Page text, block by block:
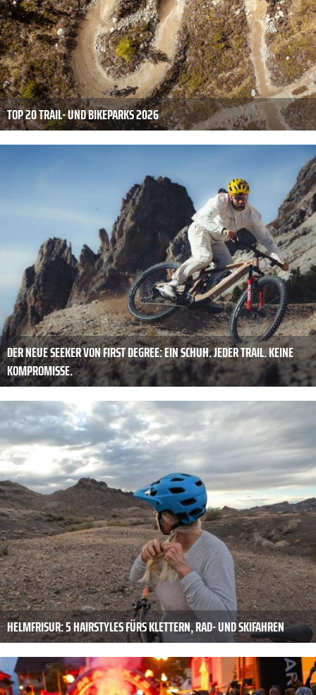
TOP 20 TRAIL- UND BIKEPARKS 2026
DER NEUE SEEKER VON FIRST DEGREE: EIN SCHUH. JEDER TRAIL. KEINE
KOMPROMISSE.
HELMFRISUR: 5 HAIRSTYLES FÜRS KLETTERN, RAD- UND SKIFAHREN